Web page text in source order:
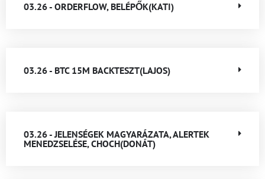
03.26 - ORDERFLOW, BELÉPŐK(KATI)
03.26 - BTC 15M BACKTESZT(LAJOS)
03.26 - JELENSÉGEK MAGYARÁZATA, ALERTEK
MENEDZSELÉSE, CHOCH(DONÁT)